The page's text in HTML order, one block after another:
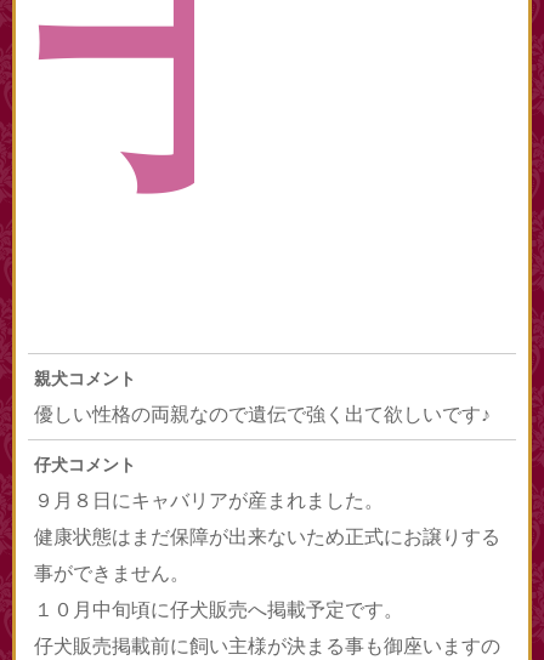
親犬コメント
優しい性格の両親なので遺伝で強く出て欲しいです♪
仔犬コメント
９月８日にキャバリアが産まれました。
健康状態はまだ保障が出来ないため正式にお譲りする
事ができません。
１０月中旬頃に仔犬販売へ掲載予定です。
仔犬販売掲載前に飼い主様が決まる事も御座いますの